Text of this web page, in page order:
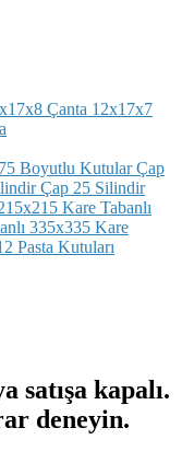
Çanta 12x17x7
Boyutlu KutularÇap
Çap 25 Silindir
Kare Tabanlı
335x335 Kare
Pasta Kutuları
satışa kapalı.
deneyin.